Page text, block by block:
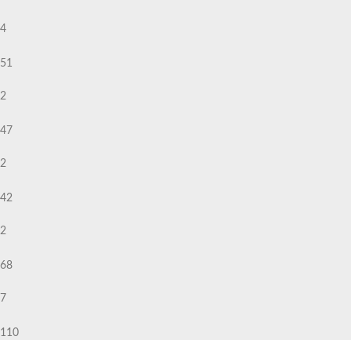
4
51
2
47
2
42
2
68
7
110